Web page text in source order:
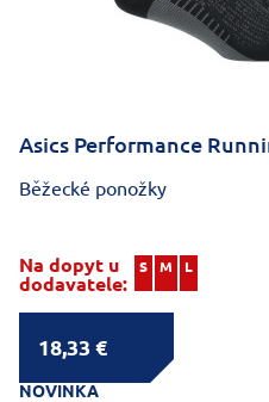
Asics Performance
Běžecké ponožky
Na dopyt u
dodavatele:
S M L
18,33 €
NOVINKA